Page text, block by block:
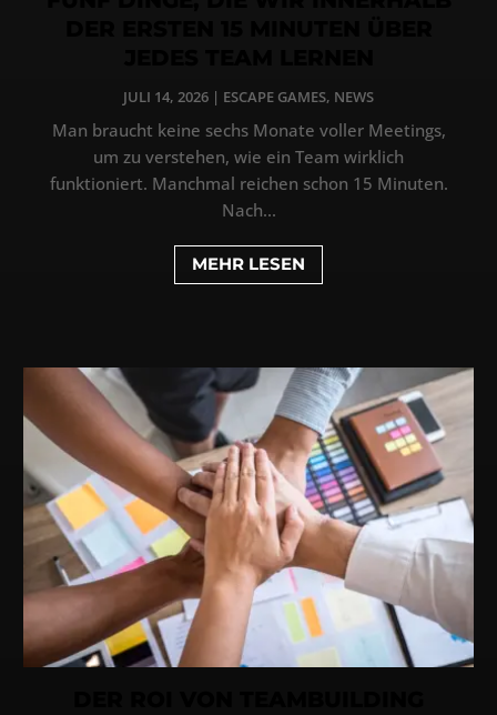
JULI 14, 2026 | ESCAPE GAMES, NEWS
Man braucht keine sechs Monate voller Meetings,
um zu verstehen, wie ein Team wirklich
funktioniert. Manchmal reichen schon 15 Minuten.
Nach...
MEHR LESEN